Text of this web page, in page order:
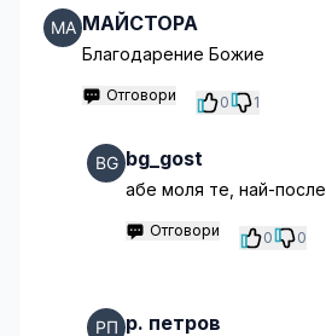
МАЙСТОРА
Благодарение Божие
Отговори 0 1
bg_gost
абе моля те, най-после
Отговори 0 0
p. петров